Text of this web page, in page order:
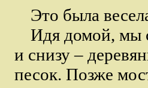
Это была
Идя домой, мы
и снизу –
песок. Позже